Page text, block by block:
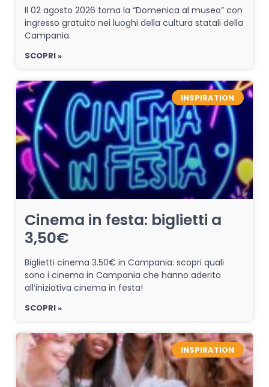
Il 02 agosto 2026 torna la “Domenica al museo” con
ingresso gratuito nei luoghi della cultura statali della
Campania.
SCOPRI »
INSPIRATION
Cinema in festa: biglietti a
3,50€
Biglietti cinema 3.50€ in Campania: scopri quali
sono i cinema in Campania che hanno aderito
all’iniziativa cinema in festa!
SCOPRI »
INSPIRATION